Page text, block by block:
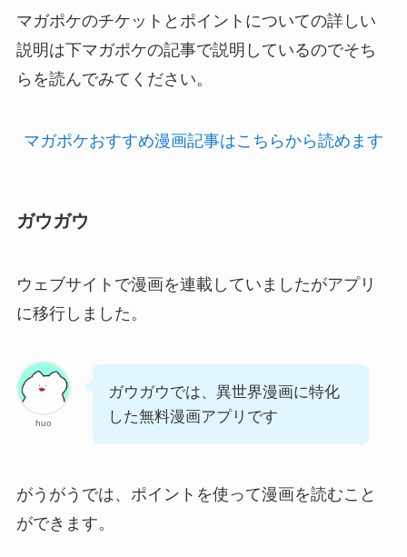
マガポケのチケットとポイントについての詳しい
説明は下マガポケの記事で説明しているのでそち
らを読んでみてください。
マガポケおすすめ漫画記事はこちらから読めます
ガウガウ
ウェブサイトで漫画を連載していましたがアプリ
に移行しました。
huo
ガウガウでは、異世界漫画に特化
した無料漫画アプリです
がうがうでは、ポイントを使って漫画を読むこと
ができます。